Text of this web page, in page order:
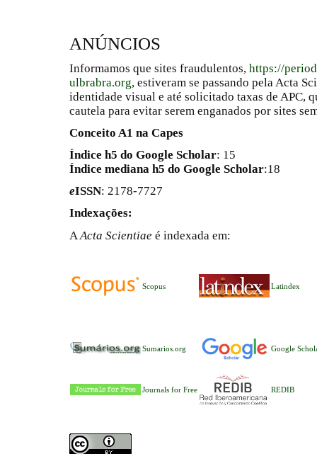
ANÚNCIOS
Informamos que sites fraudulentos, https://
ulbrabra.org, estiveram se passando pela Acta
identidade visual e até solicitado taxas de APC,
cautela para evitar serem enganados por sites
Conceito A1 na Capes
Índice h5 do Google Scholar: 15
Índice mediana h5 do Google Scholar:18
eISSN: 2178-7727
Indexações:
A Acta Scientiae é indexada em:
Scopus Latindex
Sumarios.org Google
Journals for Free REDIB